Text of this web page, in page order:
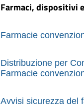
Farmaci, dispositivi
Farmacie
Distribuzione per
Farmacie
Avvisi sicurezza del